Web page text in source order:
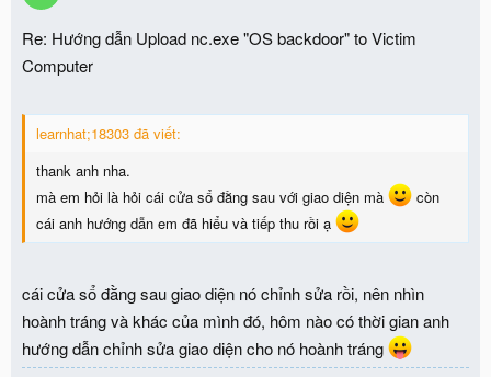
Re: Hướng dẫn Upload nc.exe "OS backdoor" to Victim
Computer
learnhat;18303 đã viết:
thank anh nha.
mà em hỏi là hỏi cái cửa sổ đằng sau với giao diện mà
còn
cái anh hướng dẫn em đã hiểu và tiếp thu rồi ạ
cái cửa sổ đằng sau giao diện nó chỉnh sửa rồi, nên nhìn
hoành tráng và khác của mình đó, hôm nào có thời gian anh
hướng dẫn chỉnh sửa giao diện cho nó hoành tráng